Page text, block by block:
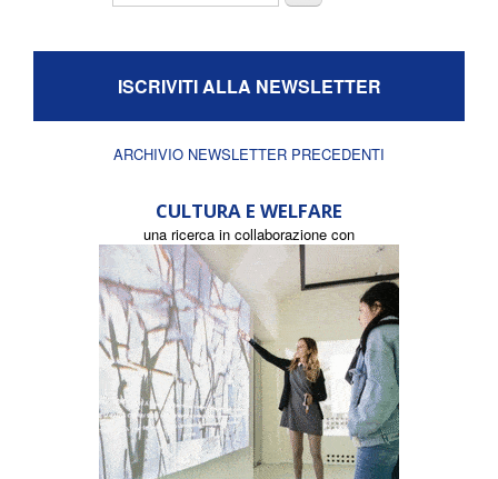
ISCRIVITI ALLA NEWSLETTER
ARCHIVIO NEWSLETTER PRECEDENTI
CULTURA E WELFARE
una ricerca in collaborazione con